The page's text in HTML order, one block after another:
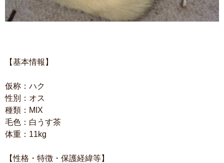
【基本情報】
仮称：ハク
性別：オス
種類：MIX
毛色：白うす茶
体重：11kg
【性格・特徴・保護経緯等】